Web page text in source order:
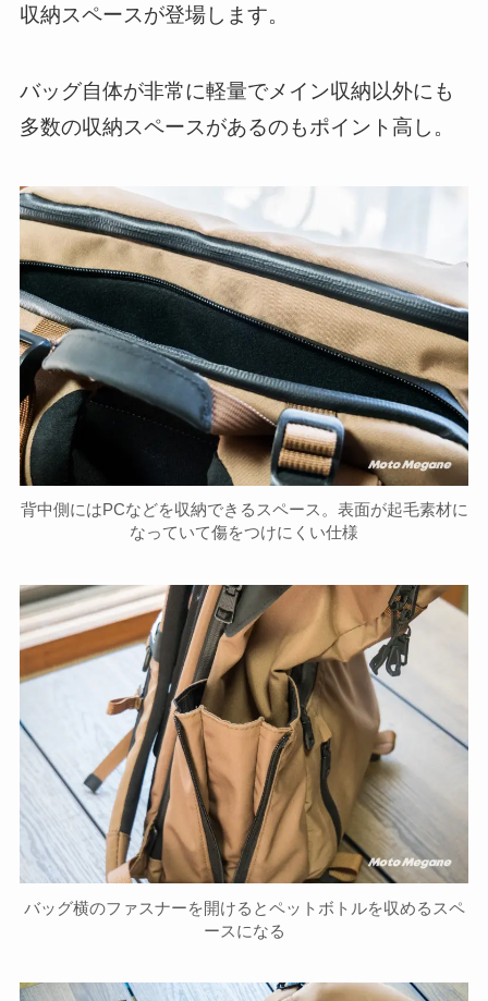
収納スペースが登場します。
バッグ自体が非常に軽量でメイン収納以外にも
多数の収納スペースがあるのもポイント高し。
背中側にはPCなどを収納できるスペース。表面が起毛素材に
なっていて傷をつけにくい仕様
バッグ横のファスナーを開けるとペットボトルを収めるスペ
ースになる